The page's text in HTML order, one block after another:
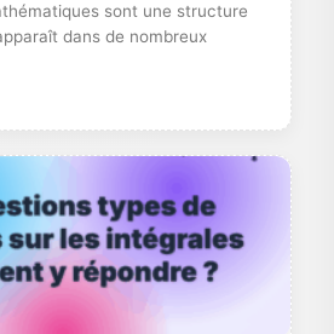
sont une structure
dans de nombreux